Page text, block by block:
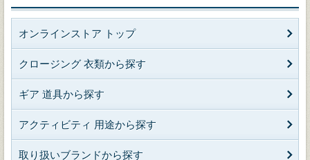
オンラインストア トップ
クロージング 衣類から探す
ギア 道具から探す
アクティビティ 用途から探す
取り扱いブランドから探す